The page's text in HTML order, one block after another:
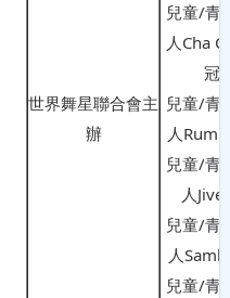
世界舞星聯合會主
辦
兒童/青
人Cha
冠
兒童/青
人
兒童/青
人Jive
兒童/青
人
兒童/青